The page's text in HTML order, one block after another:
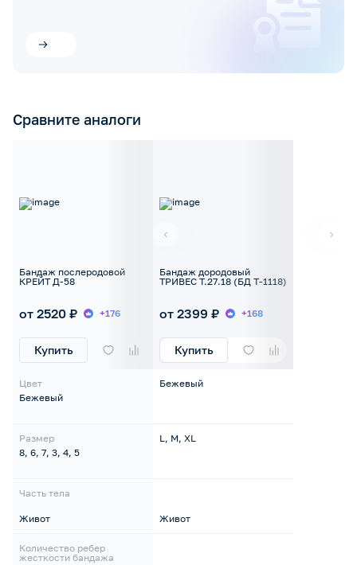
Сравните аналоги
Бандаж послеродовой
КРЕЙТ Д-58
от 2520 ₽ +176
Купить
Цвет
Бежевый
Размер
8, 6, 7, 3, 4, 5
Часть тела
Живот
Количество ребер
жесткости бандажа
Бандаж дородовый
ТРИВЕС Т.27.18 (БД Т-1118)
от 2399 ₽ +168
Купить
Бежевый
L, M, XL
Живот